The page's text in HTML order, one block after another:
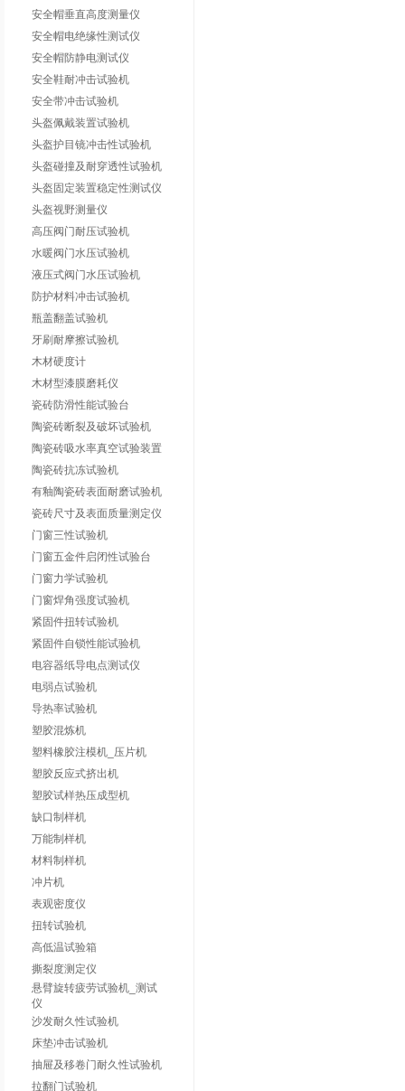
安全帽垂直高度测量仪
安全帽电绝缘性测试仪
安全帽防静电测试仪
安全鞋耐冲击试验机
安全带冲击试验机
头盔佩戴装置试验机
头盔护目镜冲击性试验机
头盔碰撞及耐穿透性试验机
头盔固定装置稳定性测试仪
头盔视野测量仪
高压阀门耐压试验机
水暖阀门水压试验机
液压式阀门水压试验机
防护材料冲击试验机
瓶盖翻盖试验机
牙刷耐摩擦试验机
木材硬度计
木材型漆膜磨耗仪
瓷砖防滑性能试验台
陶瓷砖断裂及破坏试验机
陶瓷砖吸水率真空试验装置
陶瓷砖抗冻试验机
有釉陶瓷砖表面耐磨试验机
瓷砖尺寸及表面质量测定仪
门窗三性试验机
门窗五金件启闭性试验台
门窗力学试验机
门窗焊角强度试验机
紧固件扭转试验机
紧固件自锁性能试验机
电容器纸导电点测试仪
电弱点试验机
导热率试验机
塑胶混炼机
塑料橡胶注模机_压片机
塑胶反应式挤出机
塑胶试样热压成型机
缺口制样机
万能制样机
材料制样机
冲片机
表观密度仪
扭转试验机
高低温试验箱
撕裂度测定仪
悬臂旋转疲劳试验机_测试
仪
沙发耐久性试验机
床垫冲击试验机
抽屉及移卷门耐久性试验机
拉翻门试验机